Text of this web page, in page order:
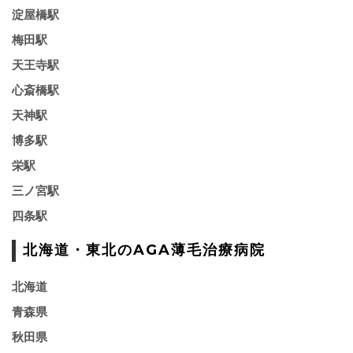
淀屋橋駅
梅田駅
天王寺駅
心斎橋駅
天神駅
博多駅
栄駅
三ノ宮駅
四条駅
北海道・東北のAGA薄毛治療病院
北海道
青森県
秋田県